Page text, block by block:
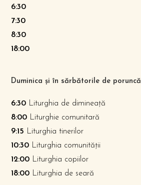
6:30
7:30
8:30
18:00
Duminica și în sărbătorile de poruncă
6:30 Liturghia de dimineață
8:00 Liturghie comunitară
9:15 Liturghia tinerilor
10:30 Liturghia comunității
12:00 Liturghia copiilor
18:00 Liturghia de seară